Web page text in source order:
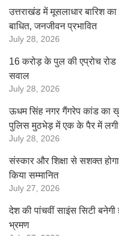
उत्तराखंड में मूसलाधार बारिश
बाधित, जनजीवन प्रभावित
July 28, 2026
16 करोड़ के पुल की एप्रोच रोड
सवाल
July 28, 2026
ऊधम सिंह नगर गैंगरेप कांड का
पुलिस मुठभेड़ में एक के पैर में लगी
July 28, 2026
संस्कार और शिक्षा से सशक्त होगा
किया सम्मानित
July 27, 2026
देश की पांचवीं साइंस सिटी
भ्रमण